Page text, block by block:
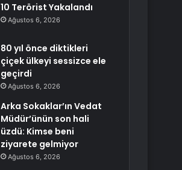
10 Terörist Yakalandı
Ağustos 6, 2026
80 yıl önce diktikleri
çiçek ülkeyi sessizce ele
geçirdi
Ağustos 6, 2026
Arka Sokaklar’ın Vedat
Müdür’ünün son hali
üzdü: Kimse beni
ziyarete gelmiyor
Ağustos 6, 2026